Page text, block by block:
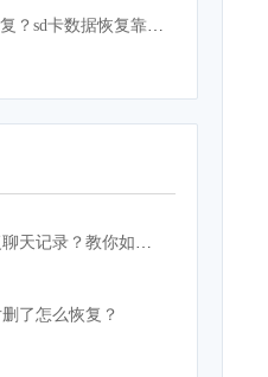
相机sd卡受损怎么修复？sd卡数据恢复靠这招
重装微信后如何恢复聊天记录？教你如何恢复原来的聊天记录
了怎么恢复？